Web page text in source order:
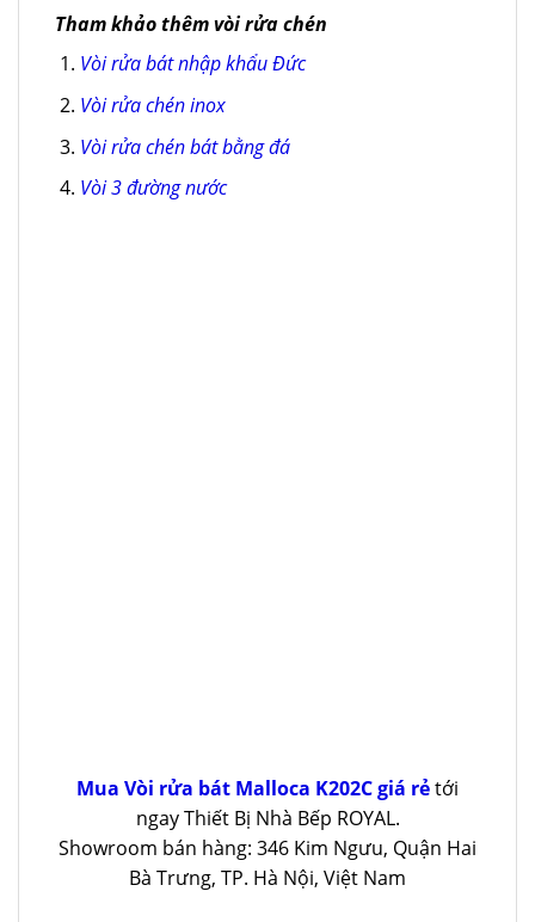
Tham khảo thêm vòi rửa chén
Vòi rửa bát nhập khẩu Đức
Vòi rửa chén inox
Vòi rửa chén bát bằng đá
Vòi 3 đường nước
Mua Vòi rửa bát Malloca K202C giá rẻtới
ngay Thiết Bị Nhà Bếp ROYAL.
Showroom bán hàng: 346 Kim Ngưu, Quận Hai
Bà Trưng, TP. Hà Nội, Việt Nam